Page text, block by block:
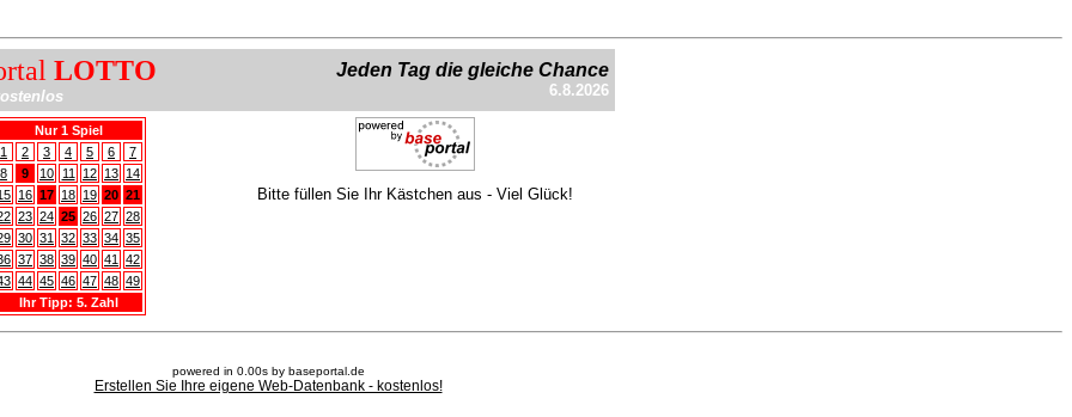
LOTTO Jeden Tag die gleiche Chance
6.8.2026
Nur 1 Spiel
1
2 3 4 5 6
7
8
9 10 11 12 13 14
16 17 18 19 20 21
23 24 25 26 27 28
30 31 32 33 34 35
37 38 39 40 41
42
44 45 46 47 48 49
Ihr Tipp: 5. Zahl
Bitte füllen Sie Ihr Kästchen aus - Viel Glück!
powered in 0.00s by baseportal.de
Erstellen Sie Ihre eigene Web-Datenbank - kostenlos!